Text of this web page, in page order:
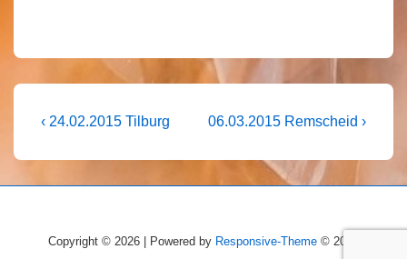
Beitragsnavigation
Vorheriger
ist
‹ 24.02.2015 Tilburg
Nächster
ist
06.03.2015 Remscheid ›
Copyright © 2026 | Powered by Responsive-Theme © 2026